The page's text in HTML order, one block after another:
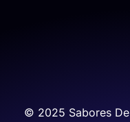
© 2025 Sabores De